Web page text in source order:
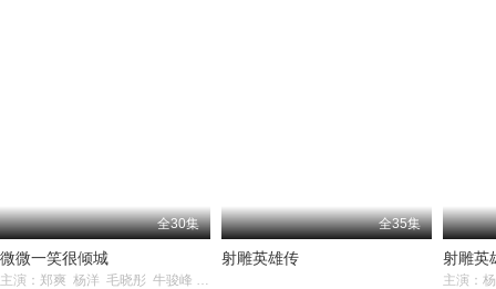
全30集
微微一笑很倾城
主演：郑爽 杨洋 毛晓彤 牛骏峰 崔航
全35集
射雕英雄传 射雕英